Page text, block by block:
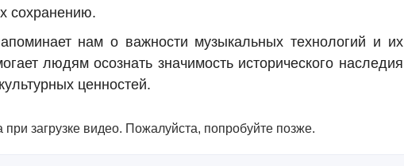
сохранению.
нам о важности музыкальных технологий и их
людям осознать значимость исторического наследия
ценностей.
загрузке видео. Пожалуйста, попробуйте позже.